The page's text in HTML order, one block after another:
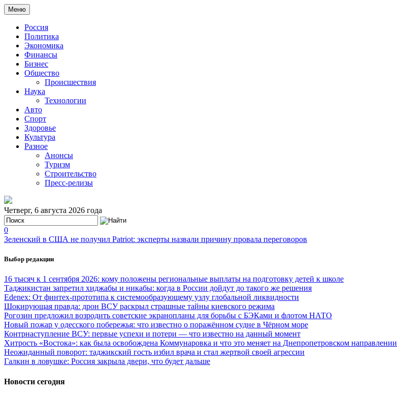
Меню
Россия
Политика
Экономика
Финансы
Бизнес
Общество
Происшествия
Наука
Технологии
Авто
Спорт
Здоровье
Культура
Разное
Анонсы
Туризм
Строительство
Пресс-релизы
Четверг, 6 августа 2026 года
0
Зеленский в США не получил Patriot: эксперты назвали причину провала переговоров
Выбор редакции
16 тысяч к 1 сентября 2026: кому положены региональные выплаты на подготовку детей к школе
Таджикистан запретил хиджабы и никабы: когда в России дойдут до такого же решения
Edenex: От финтех-прототипа к системообразующему узлу глобальной ликвидности
Шокирующая правда: дрон ВСУ раскрыл страшные тайны киевского режима
Рогозин предложил возродить советские экранопланы для борьбы с БЭКами и флотом НАТО
Новый пожар у одесского побережья: что известно о поражённом судне в Чёрном море
Контрнаступление ВСУ: первые успехи и потери — что известно на данный момент
Хитрость «Востока»: как была освобождена Коммунаровка и что это меняет на Днепропетровском направлении
Неожиданный поворот: таджикский гость избил врача и стал жертвой своей агрессии
Галкин в ловушке: Россия закрыла двери, что будет дальше
Новости сегодня